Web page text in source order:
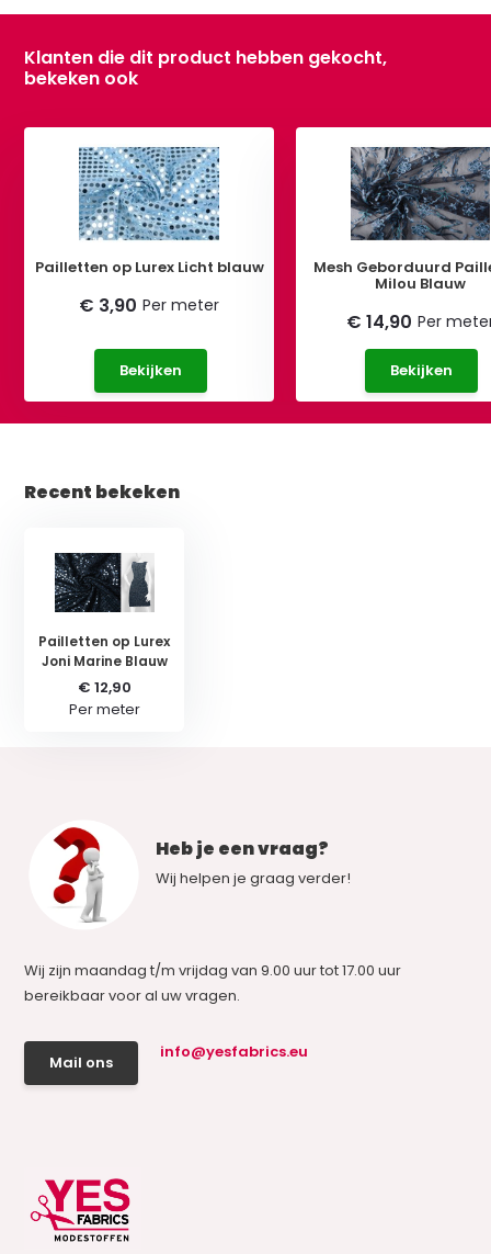
Klanten die dit product hebben gekocht,
bekeken ook
Pailletten op Lurex Licht blauw
€ 3,90 Per meter
Bekijken
Mesh Geborduurd
Milou Blauw
€ 14,90 Per
Bekijken
Recent bekeken
Pailletten op Lurex
Joni Marine Blauw
€ 12,90
Per meter
Heb je een vraag?
Wij helpen je graag verder!
Wij zijn maandag t/m vrijdag van 9.00 uur tot 17.00 uur
bereikbaar voor al uw vragen.
Mail ons
info@yesfabrics.eu